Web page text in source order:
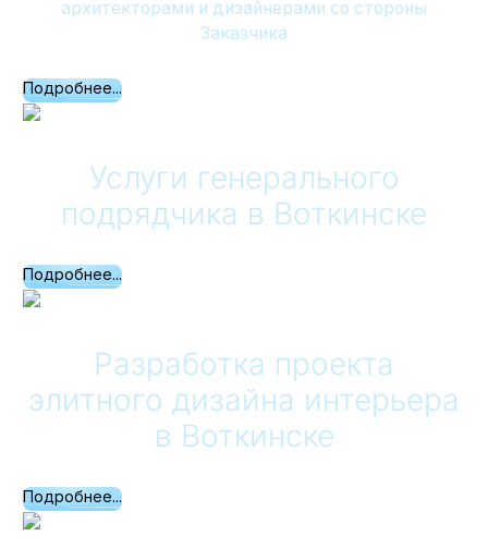
архитекторами и дизайнерами со стороны
Заказчика
Подробнее...
Услуги генерального
подрядчика в Воткинске
Подробнее...
Разработка проекта
элитного дизайна интерьера
в Воткинске
Подробнее...